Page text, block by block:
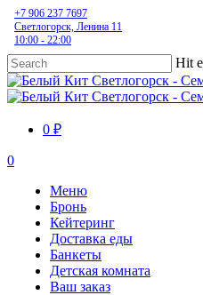
Skip
to
main
content
+7 906 237 7697
Светлогорск, Ленина 11
10:00 - 22:00
Hit
Close
Search
0 ₽
0
Меню
Бронь
Кейтеринг
Доставка еды
Банкеты
Детская комната
Ваш заказ